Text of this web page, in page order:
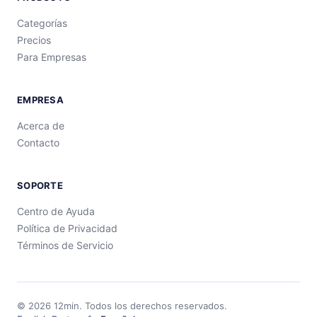
Categorías
Precios
Para Empresas
EMPRESA
Acerca de
Contacto
SOPORTE
Centro de Ayuda
Política de Privacidad
Términos de Servicio
© 2026 12min. Todos los derechos reservados.